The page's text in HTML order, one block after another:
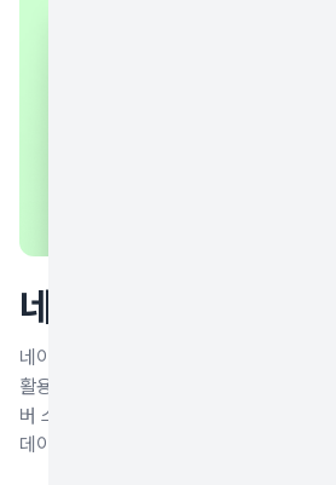
네이버 커머스솔루션
네이버 스마트스토어의 첫 공식 연동
활용해 주문 고객에 주문/배송 알림톡을
버 스마트스토어 고객을 단골로 만드는 다
데이트될 예정입니다.